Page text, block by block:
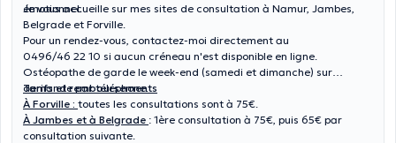
émotionnel.
Je vous accueille sur mes sites de consultation à Namur, Jambes,
Belgrade et Forville.
Pour un rendez-vous, contactez-moi directement au
0496/46 22 10 si aucun créneau n'est disponible en ligne.
Ostéopathe de garde le week-end (samedi et dimanche) sur
demande par téléphone.
Tarifs et remboursements
À Forville : toutes les consultations sont à 75€.
À Jambes et à Belgrade : 1ère consultation à 75€, puis 65€ par
consultation suivante.